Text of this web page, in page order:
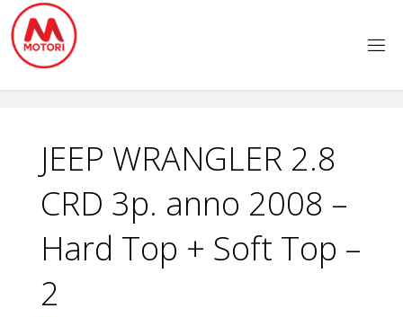
Salta
contenuto
JEEP WRANGLER 2.8
CRD 3p. anno 2008 –
Hard Top + Soft Top –
2